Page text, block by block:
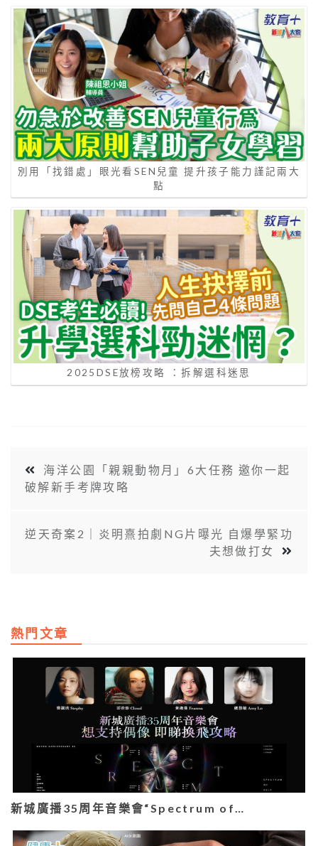
別用「找錯處」眼光看SEN兒童 提升孩子能力謹記兩大
點
2025DSE放榜攻略 ：拆解選科迷思
海洋公園「親親動物月」6大任務 邀你一起
破解新手考牌攻略
逆天奇案2｜炎明熹拍劇NG片曝光 自爆學緊功
夫想做打女
熱門文章
新城廣播35周年音樂會“Spectrum of…